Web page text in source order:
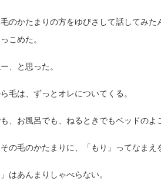
のかたまりの方をゆびさして話してみ
こめた。
、と思った。
毛は、ずっとオレについてくる。
、お風呂でも、ねるときでもベッドのよ
の毛のかたまりに、「もり」ってなまえ
」はあんまりしゃべらない。